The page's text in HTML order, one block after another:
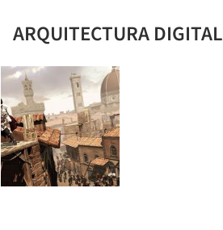
ARQUITECTURA DIGITAL